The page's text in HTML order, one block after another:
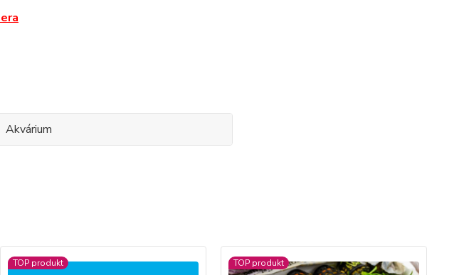
Akvárium
TOP produkt
TOP produkt